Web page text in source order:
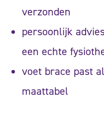
verzonden
persoonlijk
een echte
voet brace past
maattabel